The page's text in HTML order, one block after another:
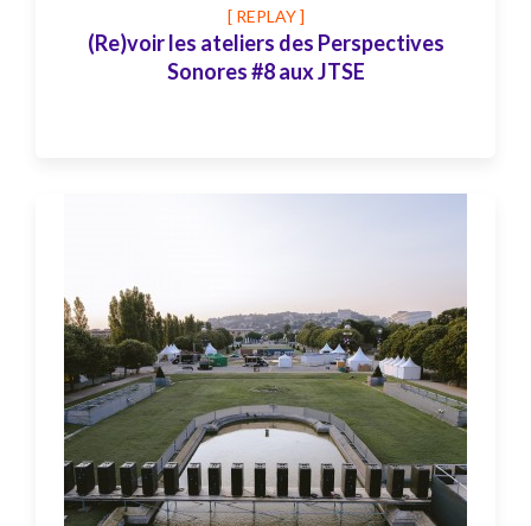
[ REPLAY ]
(Re)voir les ateliers des Perspectives
Sonores #8 aux JTSE